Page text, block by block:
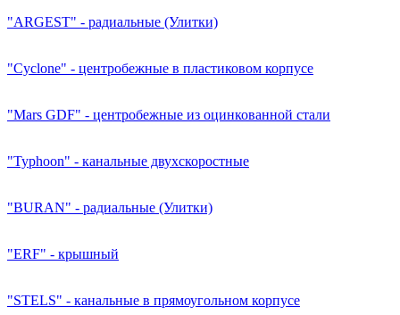
"ARGEST" - радиальные (Улитки)
"Cyclone" - центробежные в пластиковом корпусе
"Mars GDF" - центробежные из оцинкованной стали
"Typhoon" - канальные двухскоростные
"BURAN" - радиальные (Улитки)
"ERF" - крышный
"STELS" - канальные в прямоугольном корпусе